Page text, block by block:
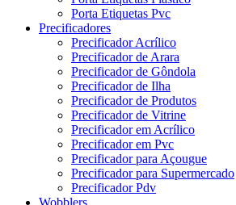
Porta Etiquetas Pvc
Precificadores
Precificador Acrílico
Precificador de Arara
Precificador de Gôndola
Precificador de Ilha
Precificador de Produtos
Precificador de Vitrine
Precificador em Acrílico
Precificador em Pvc
Precificador para Açougue
Precificador para Supermercado
Precificador Pdv
Wobblers